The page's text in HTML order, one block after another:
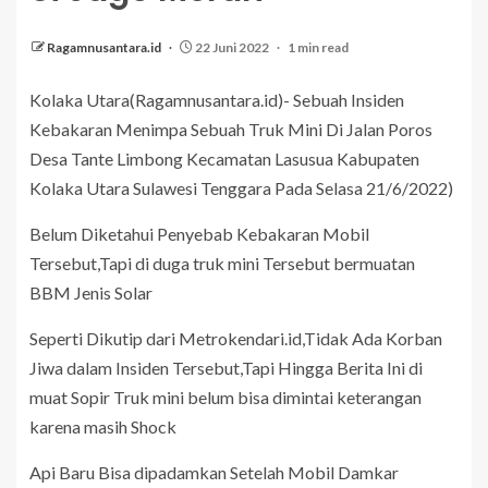
Ragamnusantara.id 22 Juni 2022 1 min read
Kolaka Utara(Ragamnusantara.id)- Sebuah Insiden
Kebakaran Menimpa Sebuah Truk Mini Di Jalan Poros
Desa Tante Limbong Kecamatan Lasusua Kabupaten
Kolaka Utara Sulawesi Tenggara Pada Selasa 21/6/2022)
Belum Diketahui Penyebab Kebakaran Mobil
Tersebut,Tapi di duga truk mini Tersebut bermuatan
BBM Jenis Solar
Seperti Dikutip dari Metrokendari.id,Tidak Ada Korban
Jiwa dalam Insiden Tersebut,Tapi Hingga Berita Ini di
muat Sopir Truk mini belum bisa dimintai keterangan
karena masih Shock
Api Baru Bisa dipadamkan Setelah Mobil Damkar